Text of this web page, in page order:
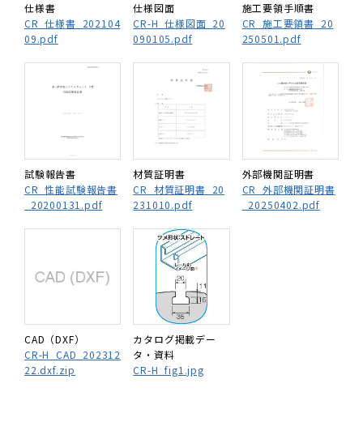
仕様書
CR_仕様書_202104
09.pdf
仕様図面
CR-H_仕様図面_20
090105.pdf
施工要領手順書
CR_施工要領書_20
250501.pdf
試験報告書
CR_性能試験報告書
_20200131.pdf
材質証明書
CR_材質証明書_20
231010.pdf
外部機関証明書
CR_外部機関証明書
_20250402.pdf
CAD（DXF）
CR-H_CAD_202312
22.dxf.zip
カタログ掲載デー
タ・資料
CR-H_fig1.jpg